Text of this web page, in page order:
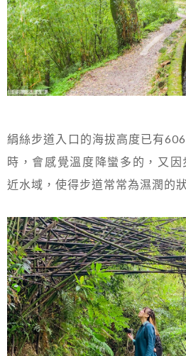
絹絲步道入口的海拔高度已有
時，會感覺溫度降蠻多的，又
近水域，使得步道常常為濕潤的